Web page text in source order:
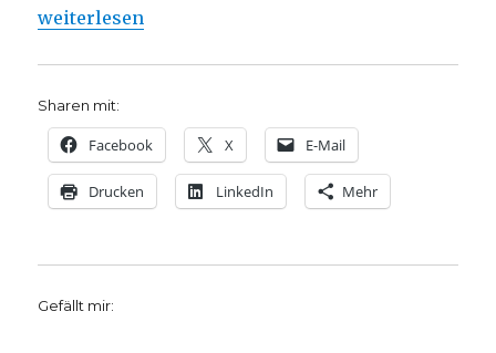
„Die Kampagne für Dortmund, Kirchentag 2019,
weiterlesen
Sharen mit:
Facebook X E-Mail
Drucken LinkedIn Mehr
Gefällt mir: